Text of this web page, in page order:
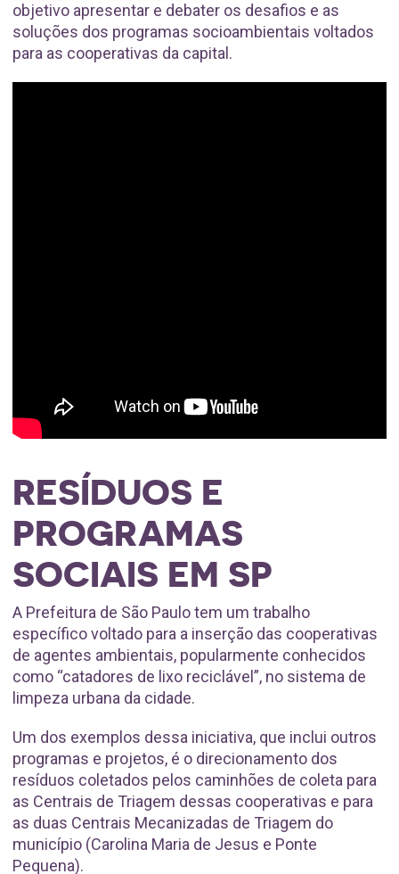
objetivo apresentar e debater os desafios e as
soluções dos programas socioambientais voltados
para as cooperativas da capital.
RESÍDUOS E
PROGRAMAS
SOCIAIS EM SP
A Prefeitura de São Paulo tem um trabalho
específico voltado para a inserção das cooperativas
de agentes ambientais, popularmente conhecidos
como “catadores de lixo reciclável”, no sistema de
limpeza urbana da cidade.
Um dos exemplos dessa iniciativa, que inclui outros
programas e projetos, é o direcionamento dos
resíduos coletados pelos caminhões de coleta para
as Centrais de Triagem dessas cooperativas e para
as duas Centrais Mecanizadas de Triagem do
município (Carolina Maria de Jesus e Ponte
Pequena).